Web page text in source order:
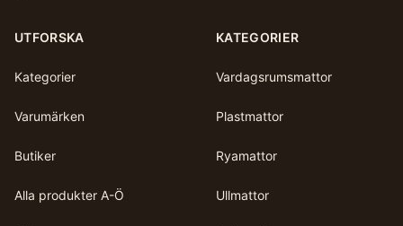
UTFORSKA
Kategorier
Varumärken
Butiker
Alla produkter A-Ö
KATEGORIER
Vardagsrumsmattor
Plastmattor
Ryamattor
Ullmattor